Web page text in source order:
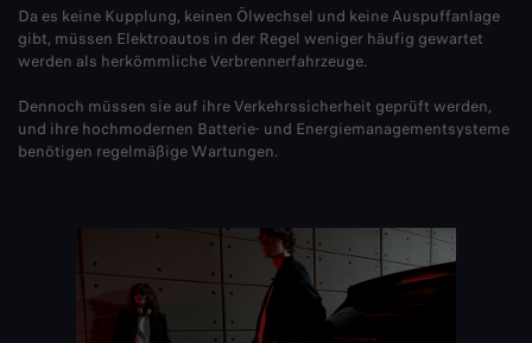
Da es keine Kupplung, keinen Ölwechsel und keine Auspuffanlage
gibt, müssen Elektroautos in der Regel weniger häufig gewartet
werden als herkömmliche Verbrennerfahrzeuge.
Dennoch müssen sie auf ihre Verkehrssicherheit geprüft werden,
und ihre hochmodernen Batterie- und Energiemanagementsysteme
benötigen regelmäßige Wartungen.